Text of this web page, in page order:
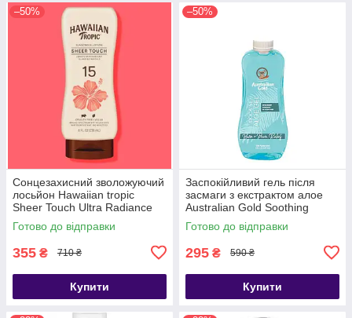
–50%
Сонцезахисний зволожуючий
лосьйон Hawaiian tropic
Sheer Touch Ultra Radiance
SPF 15 236мл
Готово до відправки
355 ₴ 710 ₴
Купити
–50%
Заспокійливий гель після
засмаги з екстрактом алое
Australian Gold Soothing
Lidocaine Aloe Gel 237 мл
Готово до відправки
295 ₴ 590 ₴
Купити